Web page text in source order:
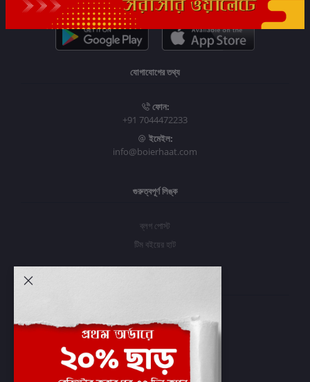
যোগাযোগের তথ্য
ফোন:
+91 7044472233
ইমেইল:
info@boierhaat.com
গুরুত্বপূর্ণ লিঙ্ক
ব্লগ পোস্ট
টিম বইয়ের হাট
প্রবেশ করুন
অর্ডার ইতিহাস
আমার ইচ্ছাগুলি
অর্ডার ট্র্যাকিং